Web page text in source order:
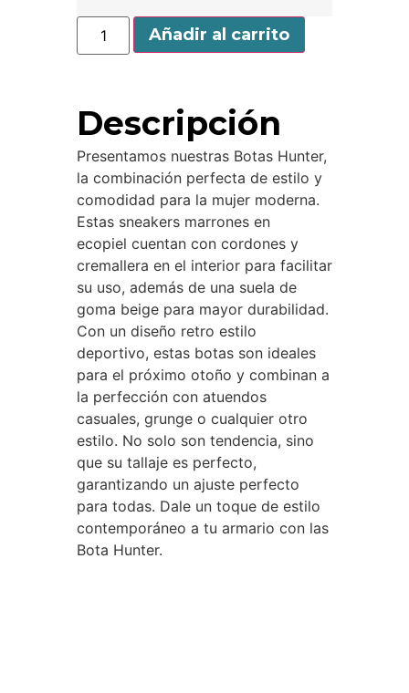
Añadir al carrito
Descripción
Presentamos nuestras Botas Hunter,
la combinación perfecta de estilo y
comodidad para la mujer moderna.
Estas sneakers marrones en
ecopiel cuentan con cordones y
cremallera en el interior para facilitar
su uso, además de una suela de
goma beige para mayor durabilidad.
Con un diseño retro estilo
deportivo, estas botas son ideales
para el próximo otoño y combinan a
la perfección con atuendos
casuales, grunge o cualquier otro
estilo. No solo son tendencia, sino
que su tallaje es perfecto,
garantizando un ajuste perfecto
para todas. Dale un toque de estilo
contemporáneo a tu armario con las
Bota Hunter.